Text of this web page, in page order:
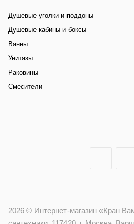
Душевые уголки и поддоны
Душевые кабины и боксы
Ванны
Унитазы
Раковины
Смесители
2026 © Интернет-магазин «Кран